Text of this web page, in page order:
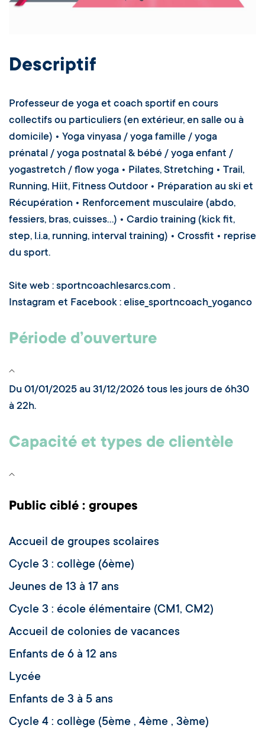
Descriptif
Professeur de yoga et coach sportif en cours
collectifs ou particuliers (en extérieur, en salle ou à
domicile) • Yoga vinyasa / yoga famille / yoga
prénatal / yoga postnatal & bébé / yoga enfant /
yogastretch / flow yoga • Pilates, Stretching • Trail,
Running, Hiit, Fitness Outdoor • Préparation au ski et
Récupération • Renforcement musculaire (abdo,
fessiers, bras, cuisses...) • Cardio training (kick fit,
step, l.i.a, running, interval training) • Crossfit • reprise
du sport.
Site web : sportncoachlesarcs.com .
Instagram et Facebook : elise_sportncoach_yoganco
Période d’ouverture
Du 01/01/2025 au 31/12/2026 tous les jours de 6h30
à 22h.
Capacité et types de clientèle
Public ciblé : groupes
Accueil de groupes scolaires
Cycle 3 : collège (6ème)
Jeunes de 13 à 17 ans
Cycle 3 : école élémentaire (CM1, CM2)
Accueil de colonies de vacances
Enfants de 6 à 12 ans
Lycée
Enfants de 3 à 5 ans
Cycle 4 : collège (5ème , 4ème , 3ème)